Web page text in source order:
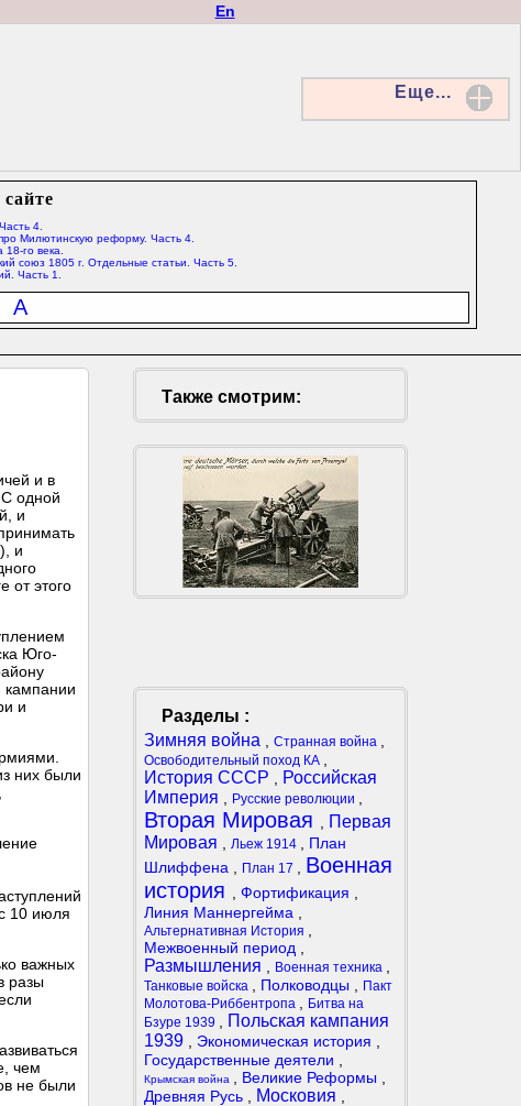
En
Еще...
4.
Милютинскую реформу. Часть 4.
го века.
союз 1805 г. Отдельные статьи. Часть 5.
Часть 1.
A
и в
одной
и
и
от этого
Юго-
кампании
и
них были
10 июля
важных
разы
чем
не были
Также смотрим:
Разделы :
Зимняя война
Странная война
Освободительный поход КА
История СССР
Российская
Империя
Русские революции
Вторая Мировая
Первая
Мировая
Льеж 1914
План
Шлиффена
План 17
Военная
история
Фортификация
Линия Маннергейма
Альтернативная История
Межвоенный период
Размышления Военная техника
Танковые войска Полководцы
Пакт
Молотова-Риббентропа
Битва на
Бзуре 1939
Польская кампания
1939
Экономическая история
Государственные деятели
Крымская война Великие Реформы
Древняя Русь
Московия